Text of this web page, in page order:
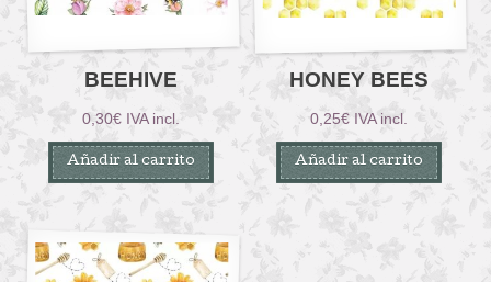
BEEHIVE
0,30€ IVA incl.
Añadir al carrito
HONEY BEES
0,25€ IVA incl.
Añadir al carrito